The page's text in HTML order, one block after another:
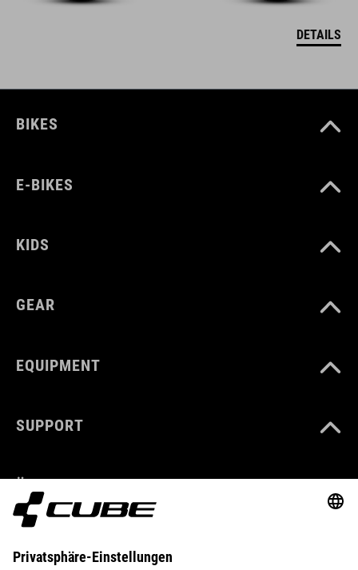
DETAILS
BIKES
E-BIKES
KIDS
GEAR
EQUIPMENT
SUPPORT